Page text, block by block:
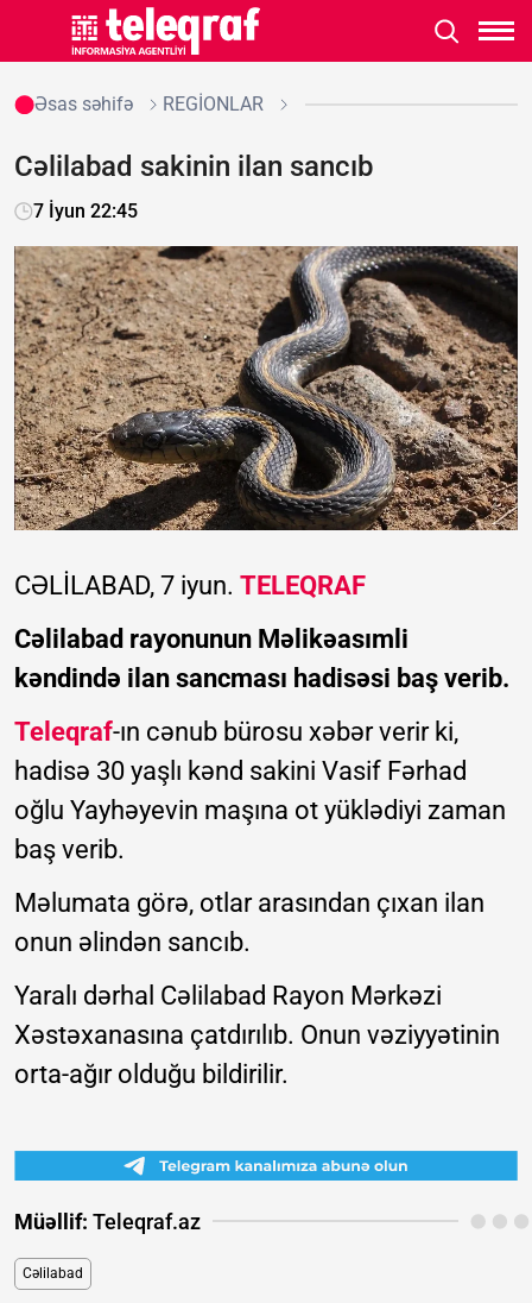
Əsas səhifə REGİONLAR
Cəlilabad sakinin ilan sancıb
7 İyun 22:45
CƏLİLABAD, 7 iyun. TELEQRAF
Cəlilabad rayonunun Məlikəasımli
kəndində ilan sancması hadisəsi baş verib.
Teleqraf-ın cənub bürosu xəbər verir ki,
hadisə 30 yaşlı kənd sakini Vasif Fərhad
oğlu Yayhəyevin maşına ot yüklədiyi zaman
baş verib.
Məlumata görə, otlar arasından çıxan ilan
onun əlindən sancıb.
Yaralı dərhal Cəlilabad Rayon Mərkəzi
Xəstəxanasına çatdırılıb. Onun vəziyyətinin
orta-ağır olduğu bildirilir.
Müəllif: Teleqraf.az
Cəlilabad